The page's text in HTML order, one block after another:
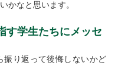
かなと思います。
す学生たちにメッセ
振り返って後悔しないかど